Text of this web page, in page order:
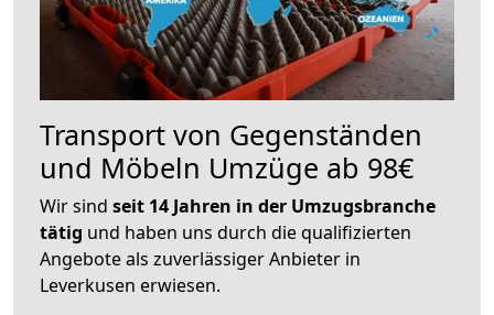
Transport von Gegenständen
und Möbeln Umzüge ab 98€
Wir sind seit 14 Jahren in der Umzugsbranche
tätig und haben uns durch die qualifizierten
Angebote als zuverlässiger Anbieter in
Leverkusen erwiesen.